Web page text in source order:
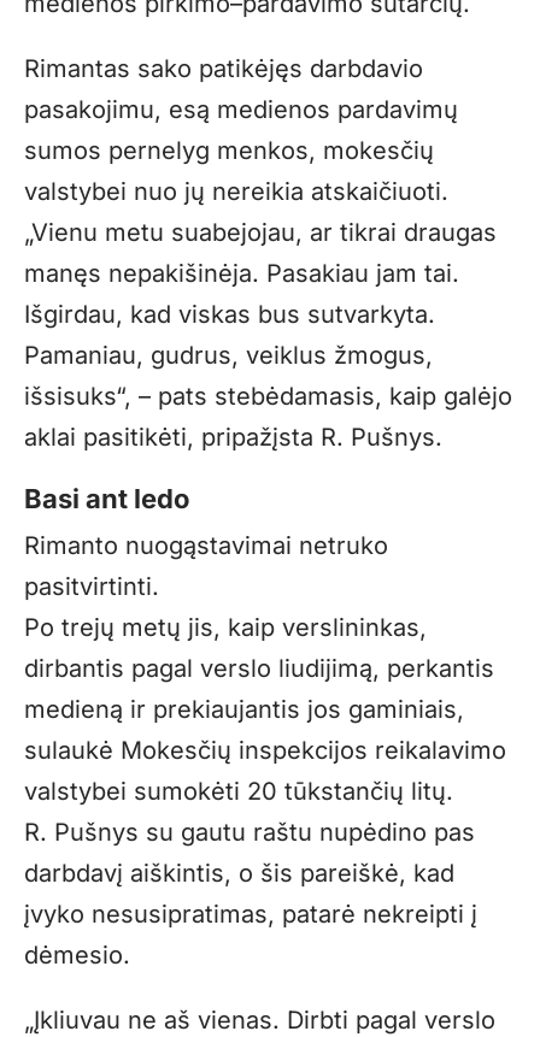
Rimantas sako patikėjęs darbdavio
pasakojimu, esą medienos pardavimų
sumos pernelyg menkos, mokesčių
valstybei nuo jų nereikia atskaičiuoti.
„Vienu metu suabejojau, ar tikrai draugas
manęs nepakišinėja. Pasakiau jam tai.
Išgirdau, kad viskas bus sutvarkyta.
Pamaniau, gudrus, veiklus žmogus,
išsisuks“, – pats stebėdamasis, kaip galėjo
aklai pasitikėti, pripažįsta R. Pušnys.
Basi ant ledo
Rimanto nuogąstavimai netruko
pasitvirtinti.
Po trejų metų jis, kaip verslininkas,
dirbantis pagal verslo liudijimą, perkantis
medieną ir prekiaujantis jos gaminiais,
sulaukė Mokesčių inspekcijos reikalavimo
valstybei sumokėti 20 tūkstančių litų.
R. Pušnys su gautu raštu nupėdino pas
darbdavį aiškintis, o šis pareiškė, kad
įvyko nesusipratimas, patarė nekreipti į
dėmesio.
„Įkliuvau ne aš vienas. Dirbti pagal verslo